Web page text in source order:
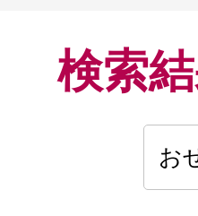
検索